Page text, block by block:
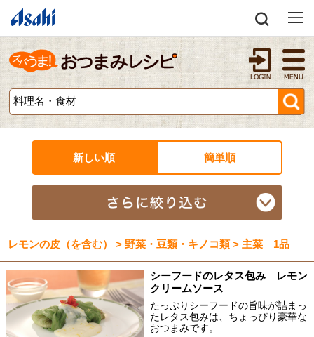
新しい順 簡単順
レモンの皮（を含む） > 野菜・豆類・キノコ類 > 主菜 1品
シーフードのレタス包み レモン
クリームソース
たっぷりシーフードの旨味が詰まっ
たレタス包みは、ちょっぴり豪華な
おつまみです。